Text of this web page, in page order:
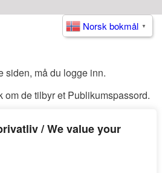
/ We value your
Norsk bokmål ▼
siden, må du logge inn.
de tilbyr et Publikumspassord.